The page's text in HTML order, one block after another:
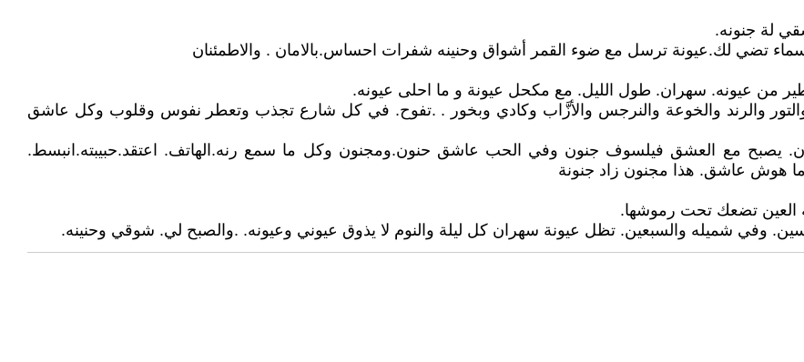
لة جنونه.
تضي لك.عيونة ترسل مع ضوء القمر أشواق وحنينه شفرات احساس.بالامان . والاطمئنان
من عيونه. سهران. طول الليل. مع مكحل عيونة و ما احلى عيونه.
والرند والخوعة والنرجس والأزَّاب وكادي وبخور . .تفوح. في كل شارع تجذب وتعطر نفوس وقلوب وكل عاشق
يصبح مع العشق فيلسوف جنون وفي الحب عاشق حنون.ومجنون وكل ما سمع رنه.الهاتف. اعتقد.حبيبته.انبسط.
هوش عاشق. هذا مجنون زاد جنونة
العين تضعك تحت رموشها.
وفي شميله والسبعين. تظل عيونة سهران كل ليلة والنوم لا يذوق عيوني وعيونه. .والصبح لي. شوقي وحنينه.